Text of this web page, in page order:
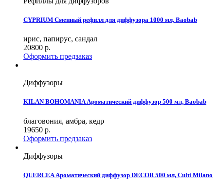
CYPRIUM Сменный рефилл для диффузора 1000 мл, Baobab
ирис, папирус, сандал
20800 р.
Оформить предзаказ
Диффузоры
KILAN BOHOMANIA Ароматический диффузор 500 мл, Baobab
благовония, амбра, кедр
19650 р.
Оформить предзаказ
Диффузоры
QUERCEA Ароматический диффузор DECOR 500 мл, Culti Milano